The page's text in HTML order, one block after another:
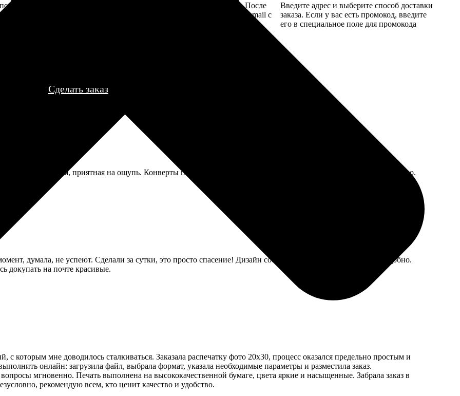
заказа к печати
могут связаться с Вами
телефону или email для
деталей.
Оплатите заказ банковской картой. После
оплаты получите подтверждение на email с
описанием заказа. Когда отправим заказ
Введите адрес и выберите способ доставки
заказа. Если у вас есть промокод, введите
его в специальное поле для промокода
Сделать заказ
Бумага плотная, приятная на ощупь. Конверты положили самые простые, пришлось докупать красивые отдельно.
думала, не успеют. Сделали за сутки, это просто спасение! Дизайн собирала сама в их редакторе, это удобно.
докупать на почте красивые.
которым мне доводилось сталкиваться. Заказала распечатку фото 20х30, процесс оказался предельно простым и
онлайн: загрузила файл, выбрала формат, указала необходимые параметры и разместила заказ.
мгновенно. Печать выполнена на высококачественной бумаге, цвета яркие и насыщенные. Забрала заказ в
рекомендую всем, кто ценит качество и удобство.